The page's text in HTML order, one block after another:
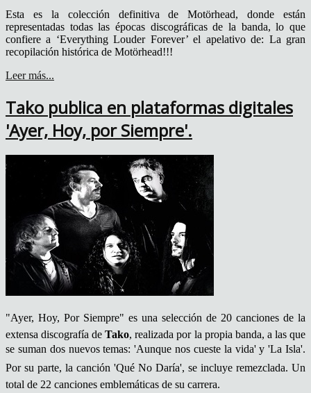
Esta es la colección definitiva de Motörhead, donde están
representadas todas las épocas discográficas de la banda, lo que
confiere a ‘Everything Louder Forever’ el apelativo de: La gran
recopilación histórica de Motörhead!!!
Leer más...
Tako publica en plataformas digitales
'Ayer, Hoy, por Siempre'.
"Ayer, Hoy, Por Siempre" es una selección de 20 canciones de la
extensa discografía deTako, realizada por la propia banda, a las que
se suman dos nuevos temas: 'Aunque nos cueste la vida' y 'La Isla'.
Por su parte, la canción 'Qué No Daría', se incluye remezclada. Un
total de 22 canciones emblemáticas de su carrera.